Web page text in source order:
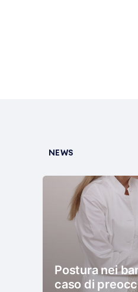
NEWS
Postura nei
caso di